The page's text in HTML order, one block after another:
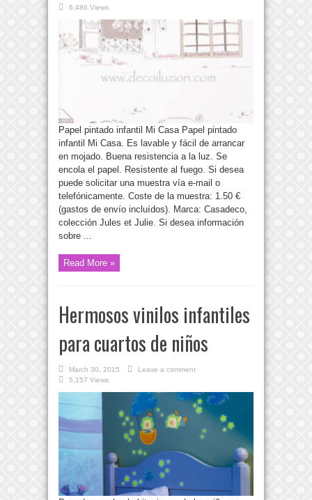
6,486 Views
Papel pintado infantil Mi Casa Papel pintado
infantil Mi Casa. Es lavable y fácil de arrancar
en mojado. Buena resistencia a la luz. Se
encola el papel. Resistente al fuego. Si desea
puede solicitar una muestra vía e-mail o
telefónicamente. Coste de la muestra: 1.50 €
(gastos de envío incluídos). Marca: Casadeco,
colección Jules et Julie. Si desea información
sobre ...
Read More »
Hermosos vinilos infantiles
para cuartos de niños
March 30, 2015
Leave a comment
5,157 Views